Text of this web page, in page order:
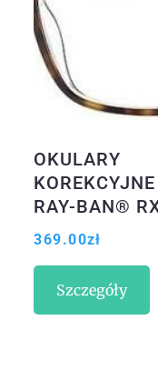
OKULARY
KOREKCYJNE
RAY-BAN®
5391 5082 53
369.00zł
Szczegóły